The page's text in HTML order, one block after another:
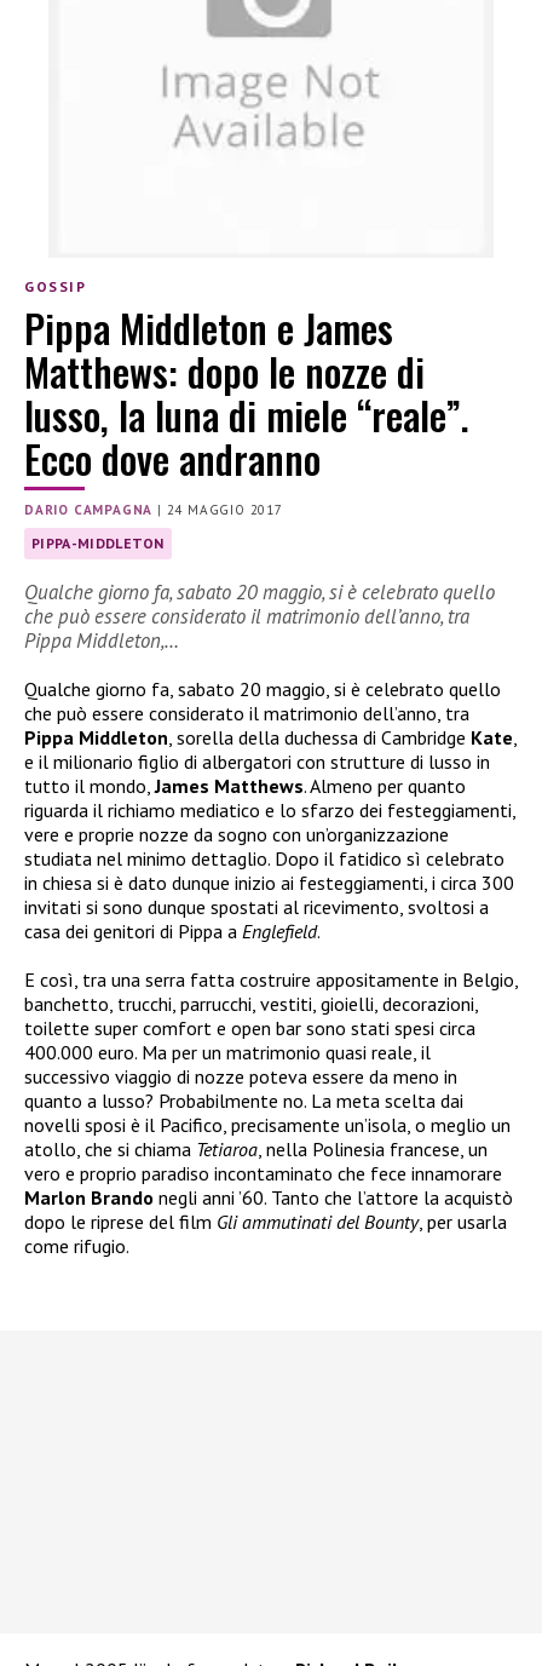
GOSSIP
Pippa Middleton e James
Matthews: dopo le nozze di
lusso, la luna di miele “reale”.
Ecco dove andranno
DARIO CAMPAGNA | 24 MAGGIO 2017
PIPPA-MIDDLETON
Qualche giorno fa, sabato 20 maggio, si è celebrato quello
che può essere considerato il matrimonio dell’anno, tra
Pippa Middleton,…
Qualche giorno fa, sabato 20 maggio, si è celebrato quello
che può essere considerato il matrimonio dell’anno, tra
Pippa Middleton, sorella della duchessa di Cambridge Kate,
e il milionario figlio di albergatori con strutture di lusso in
tutto il mondo,James Matthews. Almeno per quanto
riguarda il richiamo mediatico e lo sfarzo dei festeggiamenti,
vere e proprie nozze da sogno con un’organizzazione
studiata nel minimo dettaglio. Dopo il fatidico sì celebrato
in chiesa si è dato dunque inizio ai festeggiamenti, i circa 300
invitati si sono dunque spostati al ricevimento, svoltosi a
casa dei genitori di Pippa a Englefield.
E così, tra una serra fatta costruire appositamente in Belgio,
banchetto, trucchi, parrucchi, vestiti, gioielli, decorazioni,
toilette super comfort e open bar sono stati spesi circa
400.000 euro. Ma per un matrimonio quasi reale, il
successivo viaggio di nozze poteva essere da meno in
quanto a lusso? Probabilmente no. La meta scelta dai
novelli sposi è il Pacifico, precisamente un’isola, o meglio un
atollo, che si chiama Tetiaroa, nella Polinesia francese, un
vero e proprio paradiso incontaminato che fece innamorare
Marlon Brando negli anni ’60. Tanto che l’attore la acquistò
dopo le riprese del film Gli ammutinati del Bounty, per usarla
come rifugio.